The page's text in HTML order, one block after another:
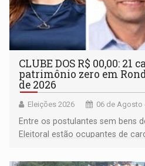
CLUBE DOS R$ 00,00:
patrimônio zero em
de 2026
Eleições 2026 06 de Agosto
Entre os postulantes sem bens
Eleitoral estão ocupantes de
Pedro Geovar (PP) e a vice-